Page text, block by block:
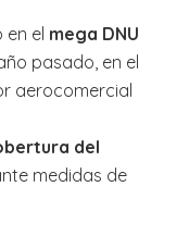
en el mega DNU
pasado, en el
aerocomercial
del
medidas de